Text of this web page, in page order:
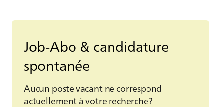
Job-Abo & candidature
spontanée
Aucun poste vacant ne correspond
actuellement à votre recherche?